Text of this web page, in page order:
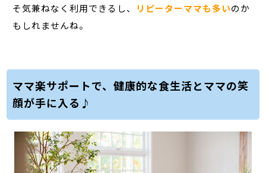
そ気兼ねなく利用できるし、
リピーターママも多いのか
もしれませんね。
ママ楽サポートで、健康的な食生活とママの笑
顔が手に入る♪